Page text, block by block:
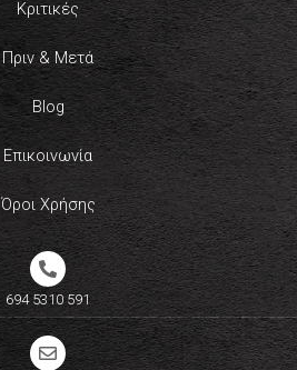
Κριτικές
Πριν & Μετά
Blog
Επικοινωνία
Όροι Χρήσης
694 5310 591​